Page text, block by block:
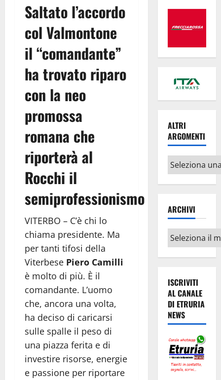
Saltato l’accordo
col Valmontone
il “comandante”
ha trovato riparo
con la neo
promossa
romana che
riporterà al
Rocchi il
semiprofessionismo
VITERBO – C’è chi lo
chiama presidente. Ma
per tanti tifosi della
Viterbese Piero Camilli
è molto di più. È il
comandante. L’uomo
che, ancora una volta,
ha deciso di caricarsi
sulle spalle il peso di
una piazza ferita e di
investire risorse, energie
e passione per riportare
ALTRI
ARGOMENTI
Altri
argomenti
ARCHIVI
Archivi
ISCRIVITI
AL CANALE
DI ETRURIA
NEWS